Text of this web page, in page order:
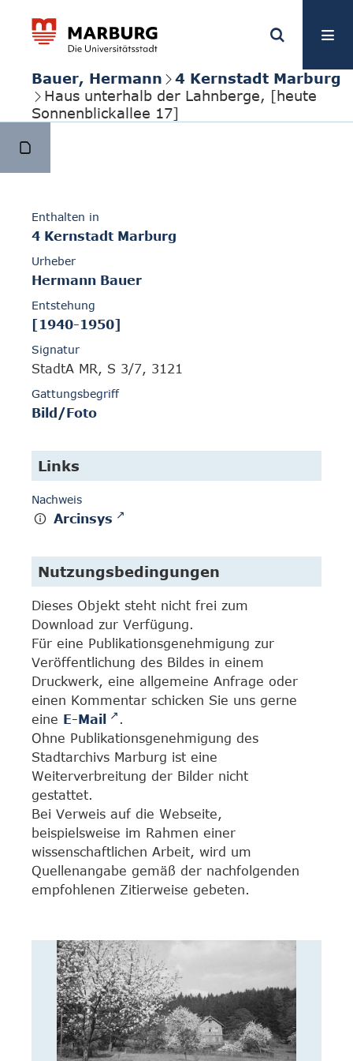
Bauer, Hermann
4 Kernstadt Marburg
Haus unterhalb der Lahnberge, [heute
Sonnenblickallee 17]
Enthalten in
4 Kernstadt Marburg
Urheber
Hermann Bauer
Entstehung
[1940-1950]
Signatur
StadtA MR, S 3/7, 3121
Gattungsbegriff
Bild/Foto
Links
Nachweis
Arcinsys
Nutzungsbedingungen
Dieses Objekt steht nicht frei zum
Download zur Verfügung.
Für eine Publikationsgenehmigung zur
Veröffentlichung des Bildes in einem
Druckwerk, eine allgemeine Anfrage oder
einen Kommentar schicken Sie uns gerne
eine E-Mail
.
Ohne Publikationsgenehmigung des
Stadtarchivs Marburg ist eine
Weiterverbreitung der Bilder nicht
gestattet.
Bei Verweis auf die Webseite,
beispielsweise im Rahmen einer
wissenschaftlichen Arbeit, wird um
Quellenangabe gemäß der nachfolgenden
empfohlenen Zitierweise gebeten.